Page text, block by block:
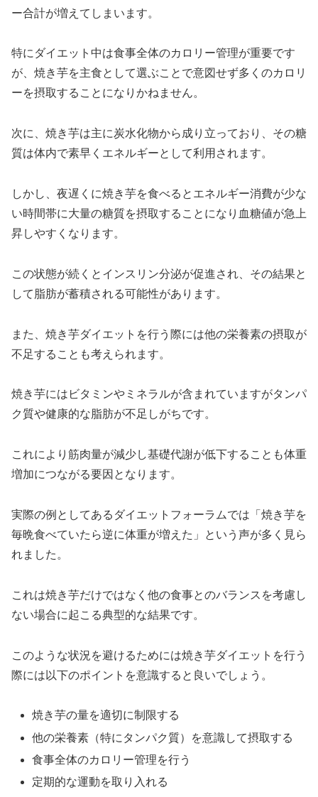
ー合計が増えてしまいます。
特にダイエット中は食事全体のカロリー管理が重要です
が、焼き芋を主食として選ぶことで意図せず多くのカロリ
ーを摂取することになりかねません。
次に、焼き芋は主に炭水化物から成り立っており、その糖
質は体内で素早くエネルギーとして利用されます。
しかし、夜遅くに焼き芋を食べるとエネルギー消費が少な
い時間帯に大量の糖質を摂取することになり血糖値が急上
昇しやすくなります。
この状態が続くとインスリン分泌が促進され、その結果と
して脂肪が蓄積される可能性があります。
また、焼き芋ダイエットを行う際には他の栄養素の摂取が
不足することも考えられます。
焼き芋にはビタミンやミネラルが含まれていますがタンパ
ク質や健康的な脂肪が不足しがちです。
これにより筋肉量が減少し基礎代謝が低下することも体重
増加につながる要因となります。
実際の例としてあるダイエットフォーラムでは「焼き芋を
毎晩食べていたら逆に体重が増えた」という声が多く見ら
れました。
これは焼き芋だけではなく他の食事とのバランスを考慮し
ない場合に起こる典型的な結果です。
このような状況を避けるためには焼き芋ダイエットを行う
際には以下のポイントを意識すると良いでしょう。
焼き芋の量を適切に制限する
他の栄養素（特にタンパク質）を意識して摂取する
食事全体のカロリー管理を行う
定期的な運動を取り入れる